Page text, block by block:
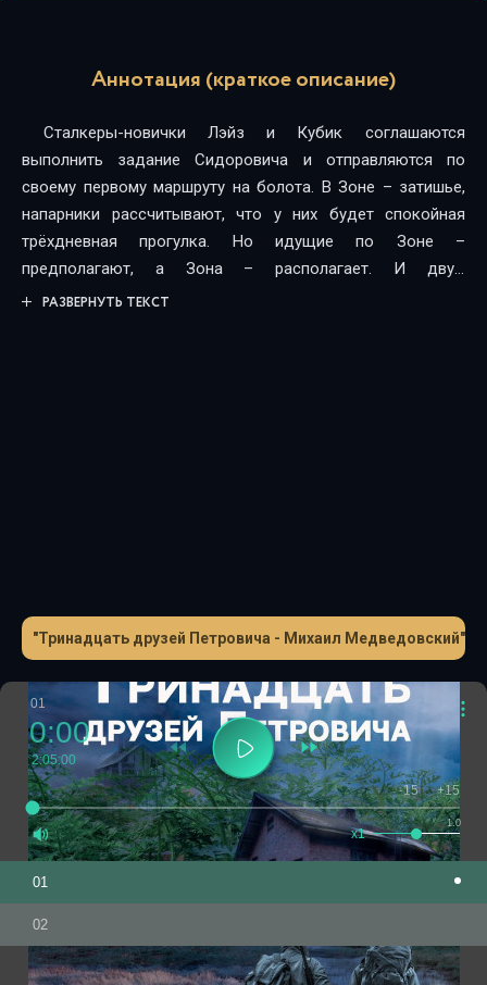
Аннотация (краткое описание)
Сталкеры-новички Лэйз и Кубик соглашаются
выполнить задание Сидоровича и отправляются по
своему первому маршруту на болота. В Зоне – затишье,
напарники рассчитывают, что у них будет спокойная
трёхдневная прогулка. Но идущие по Зоне –
предполагают, а Зона – располагает. И двум
любопытным сталкерам
РАЗВЕРНУТЬ ТЕКСТ
"Тринадцать друзей Петровича - Михаил Медведовский"
01
0:00
2:05:00
1.0
x1
-15 +15
01
02